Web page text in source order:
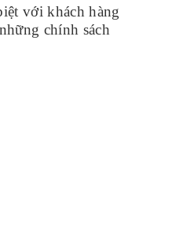
với khách hàng
chính sách